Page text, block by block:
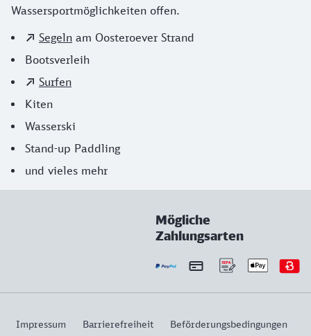
Wassersportmöglichkeiten offen.
Segeln am Oosteroever Strand
Bootsverleih
Surfen
Kiten
Wasserski
Stand-up Paddling
und vieles mehr
Mögliche
Zahlungsarten
Impressum Barrierefreiheit
Beförderungsbedingungen